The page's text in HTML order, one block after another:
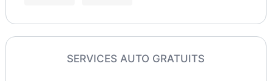
SERVICES AUTO GRATUITS